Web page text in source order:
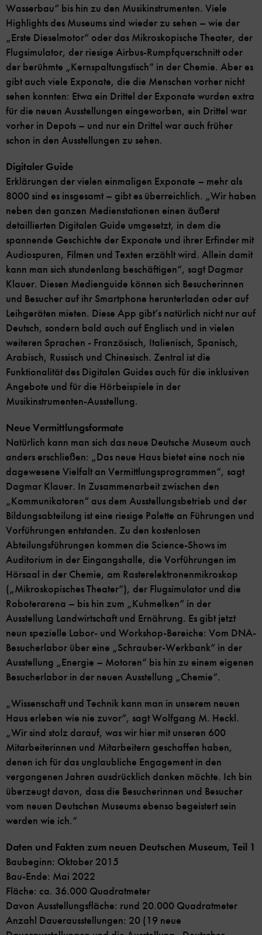
Wasserbau“ bis hin zu den Musikinstrumenten. Viele
Highlights des Museums sind wieder zu sehen – wie der
„Erste Dieselmotor“ oder das Mikroskopische Theater, der
Flugsimulator, der riesige Airbus-Rumpfquerschnitt oder
der berühmte „Kernspaltungstisch“ in der Chemie. Aber es
gibt auch viele Exponate, die die Menschen vorher nicht
sehen konnten: Etwa ein Drittel der Exponate wurden extra
für die neuen Ausstellungen eingeworben, ein Drittel war
vorher in Depots – und nur ein Drittel war auch früher
schon in den Ausstellungen zu sehen.
Digitaler Guide
Erklärungen der vielen einmaligen Exponate – mehr als
8000 sind es insgesamt – gibt es überreichlich. „Wir haben
neben den ganzen Medienstationen einen äußerst
detaillierten Digitalen Guide umgesetzt, in dem die
spannende Geschichte der Exponate und ihrer Erfinder mit
Audiospuren, Filmen und Texten erzählt wird. Allein damit
kann man sich stundenlang beschäftigen“, sagt Dagmar
Klauer. Diesen Medienguide können sich Besucherinnen
und Besucher auf ihr Smartphone herunterladen oder auf
Leihgeräten mieten. Diese App gibt’s natürlich nicht nur auf
Deutsch, sondern bald auch auf Englisch und in vielen
weiteren Sprachen - Französisch, Italienisch, Spanisch,
Arabisch, Russisch und Chinesisch. Zentral ist die
Funktionalität des Digitalen Guides auch für die inklusiven
Angebote und für die Hörbeispiele in der
Musikinstrumenten-Ausstellung.
Neue Vermittlungsformate
Natürlich kann man sich das neue Deutsche Museum auch
anders erschließen: „Das neue Haus bietet eine noch nie
dagewesene Vielfalt an Vermittlungsprogrammen“, sagt
Dagmar Klauer. In Zusammenarbeit zwischen den
„Kommunikatoren“ aus dem Ausstellungsbetrieb und der
Bildungsabteilung ist eine riesige Palette an Führungen und
Vorführungen entstanden. Zu den kostenlosen
Abteilungsführungen kommen die Science-Shows im
Auditorium in der Eingangshalle, die Vorführungen im
Hörsaal in der Chemie, am Rasterelektronenmikroskop
(„Mikroskopisches Theater“), der Flugsimulator und die
Roboterarena – bis hin zum „Kuhmelken“ in der
Ausstellung Landwirtschaft und Ernährung. Es gibt jetzt
neun spezielle Labor- und Workshop-Bereiche: Vom DNA-
Besucherlabor über eine „Schrauber-Werkbank“ in der
Ausstellung „Energie – Motoren“ bis hin zu einem eigenen
Besucherlabor in der neuen Ausstellung „Chemie“.
„Wissenschaft und Technik kann man in unserem neuen
Haus erleben wie nie zuvor“, sagt Wolfgang M. Heckl.
„Wir sind stolz darauf, was wir hier mit unseren 600
Mitarbeiterinnen und Mitarbeitern geschaffen haben,
denen ich für das unglaubliche Engagement in den
vergangenen Jahren ausdrücklich danken möchte. Ich bin
überzeugt davon, dass die Besucherinnen und Besucher
vom neuen Deutschen Museums ebenso begeistert sein
werden wie ich.“
Daten und Fakten zum neuen Deutschen Museum, Teil 1
Baubeginn: Oktober 2015
Bau-Ende: Mai 2022
Fläche: ca. 36.000 Quadratmeter
Davon Ausstellungsfläche: rund 20.000 Quadratmeter
Anzahl Dauerausstellungen: 20 (19 neue